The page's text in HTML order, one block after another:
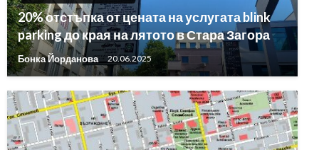
20% отстъпка от цената на услугата blink
parking до края на лятото в Стара Загора
Бонка Йорданова 20.06.2025